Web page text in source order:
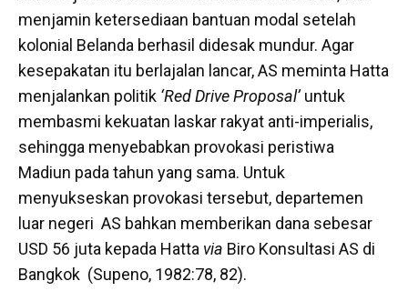
menjamin ketersediaan bantuan modal setelah
kolonial Belanda berhasil didesak mundur. Agar
kesepakatan itu berlajalan lancar, AS meminta Hatta
menjalankan politik ‘Red Drive Proposal’untuk
membasmi kekuatan laskar rakyat anti-imperialis,
sehingga menyebabkan provokasi peristiwa
Madiun pada tahun yang sama. Untuk
menyukseskan provokasi tersebut, departemen
luar negeri AS bahkan memberikan dana sebesar
USD 56 juta kepada Hatta via Biro Konsultasi AS di
Bangkok (Supeno, 1982:78, 82).